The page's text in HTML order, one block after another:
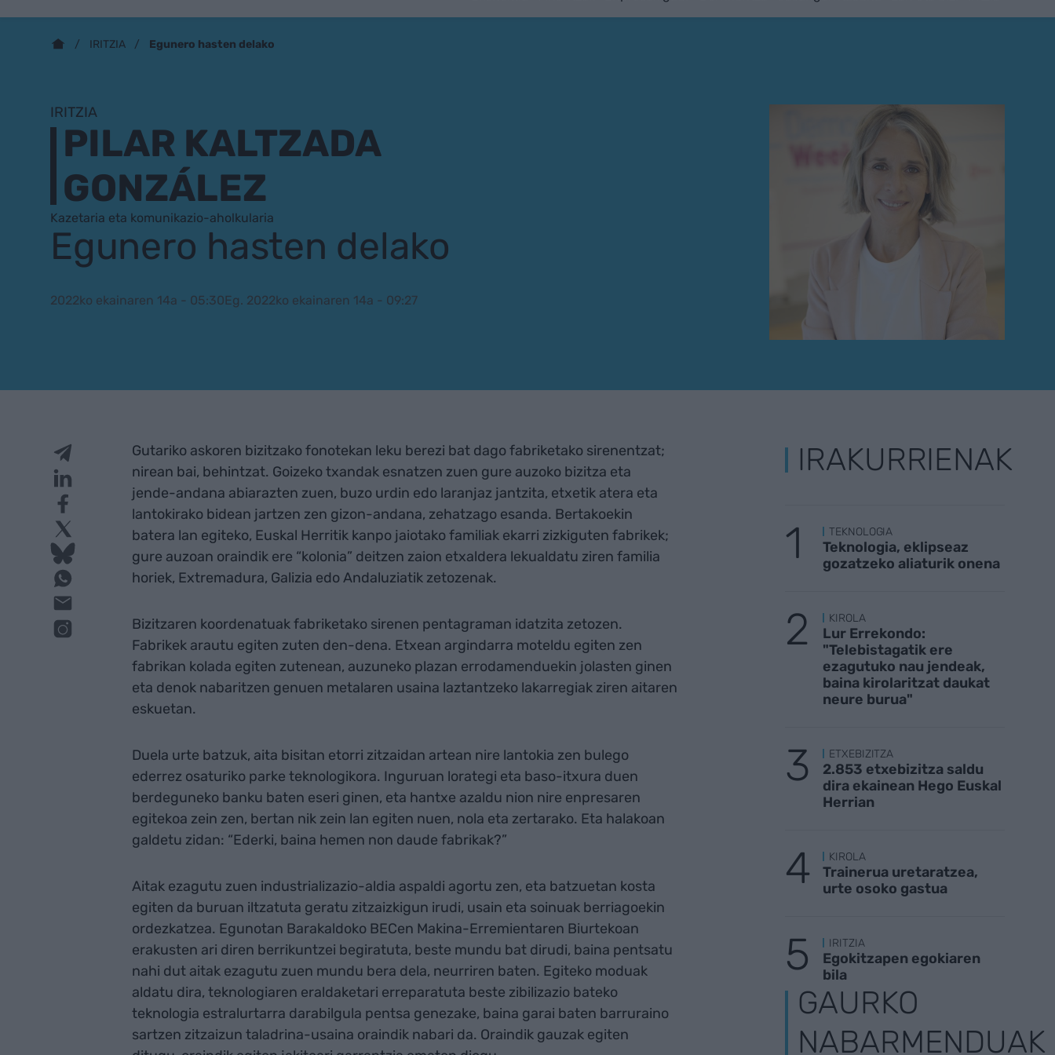
IRITZIA Egunero hasten delako
IRITZIA
PILAR KALTZADA
GONZÁLEZ
Kazetaria eta komunikazio-aholkularia
Egunero hasten delako
2022ko ekainaren 14a - 05:30Eg. 2022ko ekainaren 14a - 09:27
Gutariko askoren bizitzako fonotekan leku berezi bat dago fabriketako sirenentzat;
nirean bai, behintzat. Goizeko txandak esnatzen zuen gure auzoko bizitza eta
jende-andana abiarazten zuen, buzo urdin edo laranjaz jantzita, etxetik atera eta
lantokirako bidean jartzen zen gizon-andana, zehatzago esanda. Bertakoekin
batera lan egiteko, Euskal Herritik kanpo jaiotako familiak ekarri zizkiguten fabrikek;
gure auzoan oraindik ere “kolonia” deitzen zaion etxaldera lekualdatu ziren familia
horiek, Extremadura, Galizia edo Andaluziatik zetozenak.
Bizitzaren koordenatuak fabriketako sirenen pentagraman idatzita zetozen.
Fabrikek arautu egiten zuten den-dena. Etxean argindarra moteldu egiten zen
fabrikan kolada egiten zutenean, auzuneko plazan errodamenduekin jolasten ginen
eta denok nabaritzen genuen metalaren usaina laztantzeko lakarregiak ziren aitaren
eskuetan.
Duela urte batzuk, aita bisitan etorri zitzaidan artean nire lantokia zen bulego
ederrez osaturiko parke teknologikora. Inguruan lorategi eta baso-itxura duen
berdeguneko banku baten eseri ginen, eta hantxe azaldu nion nire enpresaren
egitekoa zein zen, bertan nik zein lan egiten nuen, nola eta zertarako. Eta halakoan
galdetu zidan: “Ederki, baina hemen non daude fabrikak?”
Aitak ezagutu zuen industrializazio-aldia aspaldi agortu zen, eta batzuetan kosta
egiten da buruan iltzatuta geratu zitzaizkigun irudi, usain eta soinuak berriagoekin
ordezkatzea. Egunotan Barakaldoko BECen Makina-Erremientaren Biurtekoan
erakusten ari diren berrikuntzei begiratuta, beste mundu bat dirudi, baina pentsatu
nahi dut aitak ezagutu zuen mundu bera dela, neurriren baten. Egiteko moduak
aldatu dira, teknologiaren eraldaketari erreparatuta beste zibilizazio bateko
teknologia estralurtarra darabilgula pentsa genezake, baina garai baten barruraino
sartzen zitzaizun taladrina-usaina oraindik nabari da. Oraindik gauzak egiten
IRAKURRIENAK
TEKNOLOGIA
Teknologia, eklipseaz
gozatzeko aliaturik onena
KIROLA
Lur Errekondo:
"Telebistagatik ere
ezagutuko nau jendeak,
baina kirolaritzat daukat
neure burua"
ETXEBIZITZA
2.853 etxebizitza saldu
dira ekainean Hego Euskal
Herrian
KIROLA
Trainerua uretaratzea,
urte osoko gastua
IRITZIA
Egokitzapen egokiaren
bila
GAURKO
NABARMENDUAK